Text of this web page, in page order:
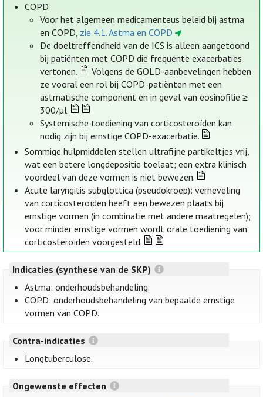
COPD:
Voor het algemeen medicamenteus beleid bij astma
en COPD, zie 4.1. Astma en COPD
De doeltreffendheid van de ICS is alleen aangetoond
bij patiënten met COPD die frequente exacerbaties
vertonen.
Volgens de GOLD-aanbevelingen hebben
ze vooral een rol bij COPD-patiënten met een
astmatische component en in geval van eosinofilie ≥
300/µl.
Systemische toediening van corticosteroïden kan
nodig zijn bij ernstige COPD-exacerbatie.
Sommige hulpmiddelen stellen ultrafijne partikeltjes vrij,
wat een betere longdepositie toelaat; een extra klinisch
voordeel van deze vormen is niet bewezen.
Acute laryngitis subglottica (pseudokroep): verneveling
van corticosteroïden heeft een bewezen plaats bij
ernstige vormen (in combinatie met andere maatregelen);
voor minder ernstige vormen wordt orale toediening van
corticosteroïden voorgesteld.
Indicaties (synthese van de SKP)
Astma: onderhoudsbehandeling.
COPD: onderhoudsbehandeling van bepaalde ernstige
vormen van COPD.
Contra-indicaties
Longtuberculose.
Ongewenste effecten